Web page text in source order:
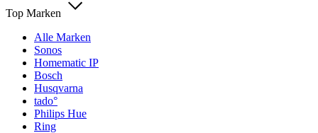
Top Marken
Alle Marken
Sonos
Homematic IP
Bosch
Husqvarna
tado°
Philips Hue
Ring